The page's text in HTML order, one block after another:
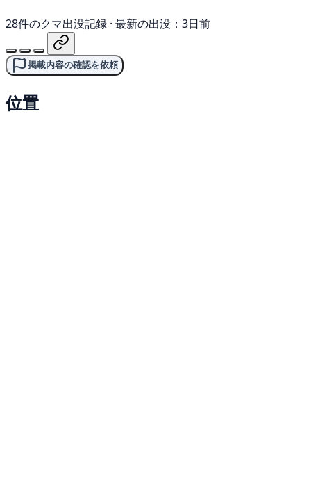
28件のクマ出没記録 · 最新の出没：3日前
掲載内容の確認を依頼
位置